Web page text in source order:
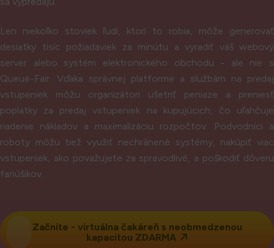
Len niekoľko stoviek ľudí, ktorí to robia, môže generovať
desiatky tisíc požiadaviek za minútu a vyradiť váš webový
server alebo systém elektronického obchodu - ale nie s
Queue-Fair. Vďaka správnej platforme a službám na predaj
vstupeniek môžu organizátori ušetriť peniaze a preniesť
poplatky za predaj vstupeniek na kupujúcich, čo uľahčuje
riadenie nákladov a maximalizáciu rozpočtov. Podvodníci a
roboty môžu tiež využiť nechránené systémy, nakúpiť viac
vstupeniek, ako považujete za spravodlivé, a poškodiť dôveru
fanúšikov.
Začnite - virtuálna čakáreň s neobmedzenou
kapacitou ZDARMA